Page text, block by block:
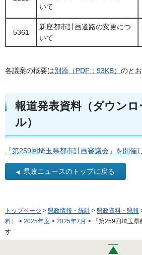
いて
5361
新座都市計画道路の変更につ
いて
各議案の概要は別添（PDF：93KB） のとお
報道発表資料（ダウンロ
ル）
「第259回埼玉県都市計画審議会」を開催
県政ニュースのトップに戻る
トップページ > 県政情報・統計 > 県政資料・県報
料）
> 2025年度 > 2025年7月 > 「第259回埼玉県
す